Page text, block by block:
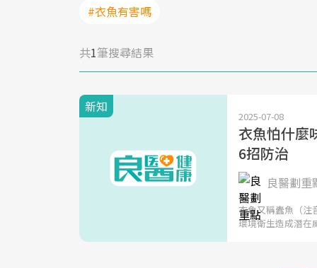
#衣魚有害嗎
共1筆搜尋結果
新知
2025-07-08
衣魚怕什麼
6招防治
良醫劃重
衣魚又稱蠹魚（注
環境衛生造成潛在